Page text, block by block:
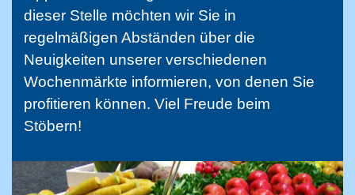
dieser Stelle möchten wir Sie in
regelmäßigen Abständen über die
Neuigkeiten unserer verschiedenen
Wochenmärkte informieren, von denen Sie
profitieren können. Viel Freude beim
Stöbern!